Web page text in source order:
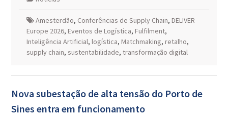
Amesterdão, Conferências de Supply Chain, DELIVER
Europe 2026, Eventos de Logística, Fulfilment,
Inteligência Artificial, logística, Matchmaking, retalho,
supply chain, sustentabilidade, transformação digital
Nova subestação de alta tensão do Porto de
Sines entra em funcionamento